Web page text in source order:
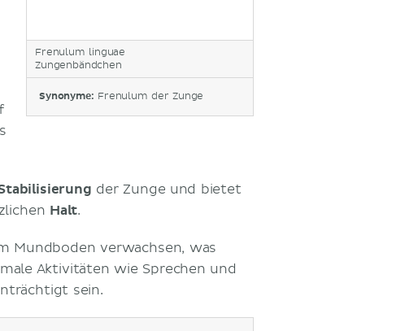
Frenulum linguae
Zungenbändchen
Synonyme: Frenulum der Zunge
der Zunge und bietet
Halt.
Mundboden verwachsen, was
Aktivitäten wie Sprechen und
sein.